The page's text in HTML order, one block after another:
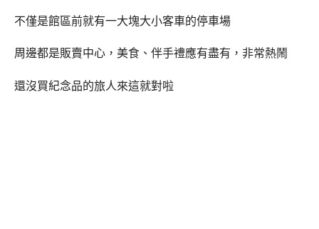
不僅是館區前就有一大塊大小客車的停車場
周邊都是販賣中心，美食、伴手禮應有盡有，非常熱鬧
還沒買紀念品的旅人來這就對啦